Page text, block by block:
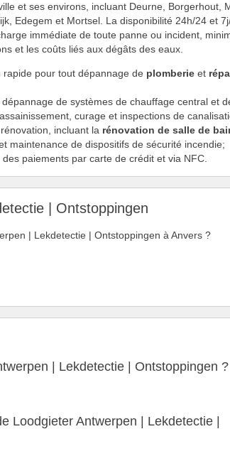
et ses environs, incluant Deurne, Borgerhout,
Edegem et Mortsel. La disponibilité 24h/24 et
immédiate de toute panne ou incident,
et les coûts liés aux dégâts des eaux.
rapide pour tout dépannage de plomberie et
de systèmes de chauffage central et
curage et inspections de
incluant la rénovation de salle de
maintenance de dispositifs de sécurité incendie;
paiements par carte de crédit et via NFC.
| Ontstoppingen
| Lekdetectie | Ontstoppingen à Anvers ?
| Lekdetectie | Ontstoppingen ?
Loodgieter Antwerpen | Lekdetectie |